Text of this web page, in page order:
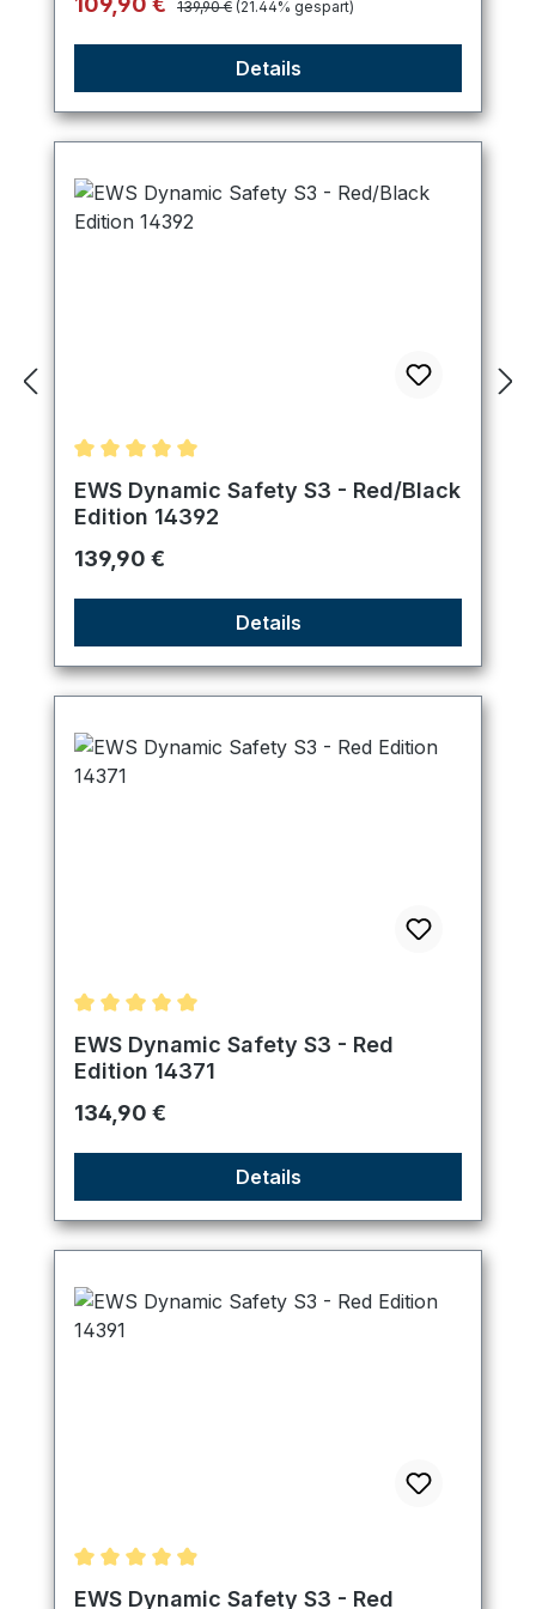
139,90 € (21.44% gespart)
Details
Durchschnittliche Bewertung von 5 von 5 Sternen
EWS Dynamic Safety S3 - Red/Black
Edition 14392
Regulärer Preis:
139,90 €
Details
Durchschnittliche Bewertung von 5 von 5 Sternen
EWS Dynamic Safety S3 - Red
Edition 14371
Regulärer Preis:
134,90 €
Details
Durchschnittliche Bewertung von 4.89 von 5
EWS Dynamic Safety S3 - Red